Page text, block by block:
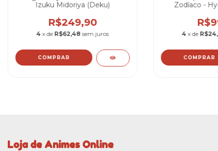
Izuku Midoriya (Deku)
R$249,90
4 x de R$62,48 sem juros
Zodíaco -
4 x de
Loja de Animes Online